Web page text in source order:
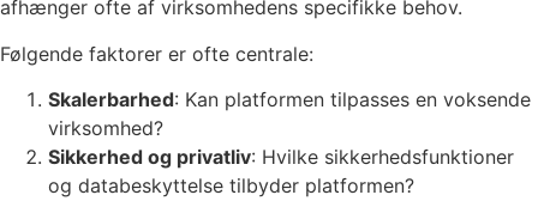
afhænger ofte af virksomhedens specifikke behov.
Følgende faktorer er ofte centrale:
Skalerbarhed: Kan platformen tilpasses en voksende
virksomhed?
Sikkerhed og privatliv: Hvilke sikkerhedsfunktioner
og databeskyttelse tilbyder platformen?